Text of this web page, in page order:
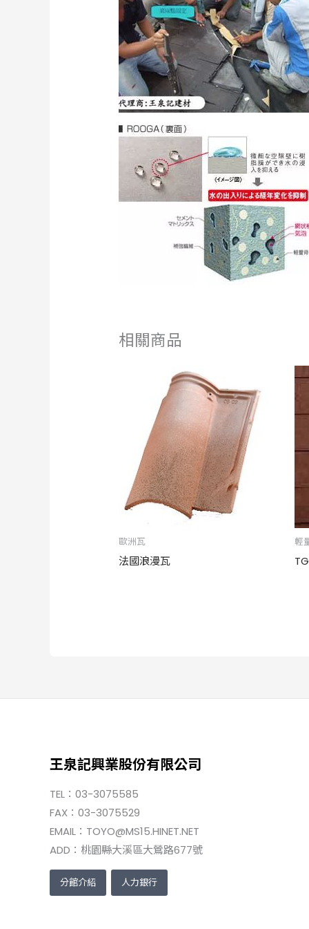
相關商品
歐洲瓦
法國浪漫瓦
輕
王泉記興業股份有限公司
TEL：03-3075585
FAX：03-3075529
EMAIL：TOYO@MS15.HINET.NET
ADD：桃園縣大溪區大鶯路677號
分館介紹 人力銀行